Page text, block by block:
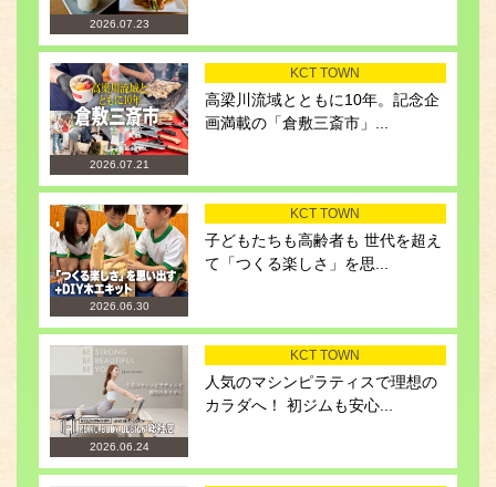
2026.07.23
2026.07.21
KCT TOWN
高梁川流域とともに10年。記念企
画満載の「倉敷三斎市」...
2026.06.30
KCT TOWN
子どもたちも高齢者も 世代を超え
て「つくる楽しさ」を思...
2026.06.24
KCT TOWN
人気のマシンピラティスで理想の
カラダへ！ 初ジムも安心...